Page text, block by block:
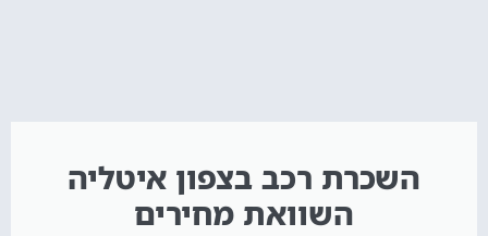
השכרת רכב בצפון איטליה
השוואת מחירים